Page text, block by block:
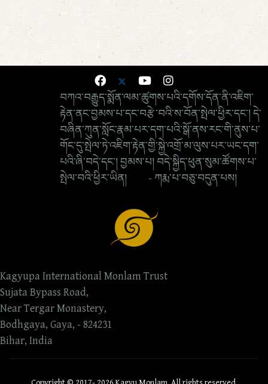
བཀའ་བརྒྱུད་སྨོན་ལམ་ཚུགས་པའི་དགོས་དོན་ནི་འཇིག་
རྟེན་ནང་བྱམས་པ་དང་བརྩེ་བའི་ས་བོན་སྤེལ་ཕྱིར་དང་། དེ་
བཞིན་ཀུན་སློང་རྣམ་པར་དག་པའི་སྒོ་ནས་རང་གི་ནུས་པ་
གོང་དུ་སྤེལ་ཏེ་འཇིག་རྟེན་གྱི་སྐྱེ་འགྲོ་མ་ལུས་པར་ཡང་དག་
པའི་ཞི་བདེ་དང་། བྱམས་པ། བདེ་སྐྱིད་ཕུན་སུམ་ཚོགས་པ་
སྤེལ་བའི་ཕྱིར་ཡིན། - ཀརྨ་པ་བཅུ་བདུན་པས།
Kagyupa International Monlam Trust
Sujata Bypass Road,
Near Tergar Monastery,
Bodhgaya, Gaya, - 824231
Bihar, India